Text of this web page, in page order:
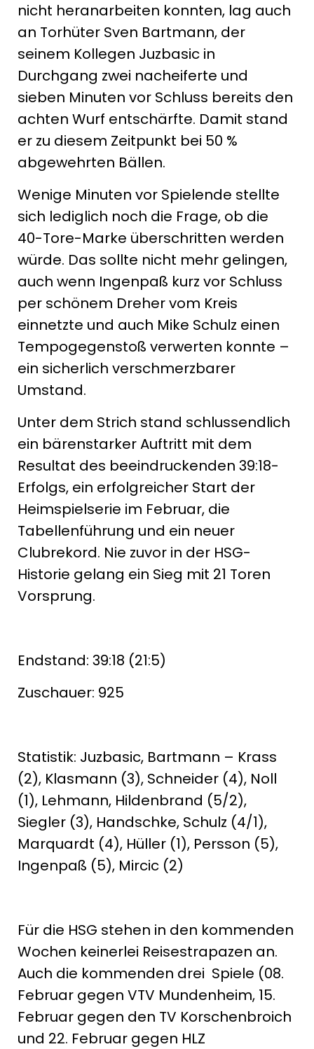
nicht heranarbeiten konnten, lag auch
an Torhüter Sven Bartmann, der
seinem Kollegen Juzbasic in
Durchgang zwei nacheiferte und
sieben Minuten vor Schluss bereits den
achten Wurf entschärfte. Damit stand
er zu diesem Zeitpunkt bei 50 %
abgewehrten Bällen.
Wenige Minuten vor Spielende stellte
sich lediglich noch die Frage, ob die
40-Tore-Marke überschritten werden
würde. Das sollte nicht mehr gelingen,
auch wenn Ingenpaß kurz vor Schluss
per schönem Dreher vom Kreis
einnetzte und auch Mike Schulz einen
Tempogegenstoß verwerten konnte –
ein sicherlich verschmerzbarer
Umstand.
Unter dem Strich stand schlussendlich
ein bärenstarker Auftritt mit dem
Resultat des beeindruckenden 39:18-
Erfolgs, ein erfolgreicher Start der
Heimspielserie im Februar, die
Tabellenführung und ein neuer
Clubrekord. Nie zuvor in der HSG-
Historie gelang ein Sieg mit 21 Toren
Vorsprung.
Endstand: 39:18 (21:5)
Zuschauer: 925
Statistik: Juzbasic, Bartmann – Krass
(2), Klasmann (3), Schneider (4), Noll
(1), Lehmann, Hildenbrand (5/2),
Siegler (3), Handschke, Schulz (4/1),
Marquardt (4), Hüller (1), Persson (5),
Ingenpaß (5), Mircic (2)
Für die HSG stehen in den kommenden
Wochen keinerlei Reisestrapazen an.
Auch die kommenden drei Spiele (08.
Februar gegen VTV Mundenheim, 15.
Februar gegen den TV Korschenbroich
und 22. Februar gegen HLZ